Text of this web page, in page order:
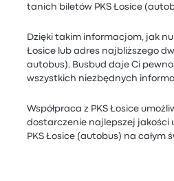
tanich biletów PKS Łosice
Dzięki takim informacjom, jak
Łosice lub adres najbliższego
autobus), Busbud daje Ci
wszystkich niezbędnych
Współpraca z PKS Łosice
dostarczenie najlepszej jakości
PKS Łosice (autobus) na całym